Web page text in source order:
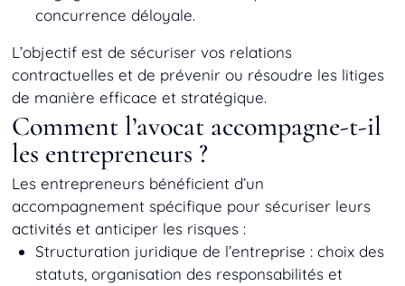
concurrence déloyale.
L’objectif est de sécuriser vos relations
contractuelles et de prévenir ou résoudre les litiges
de manière efficace et stratégique.
Comment l’avocat accompagne-t-il
les entrepreneurs ?
Les entrepreneurs bénéficient d’un
accompagnement spécifique pour sécuriser leurs
activités et anticiper les risques :
Structuration juridique de l’entreprise : choix des
statuts, organisation des responsabilités et